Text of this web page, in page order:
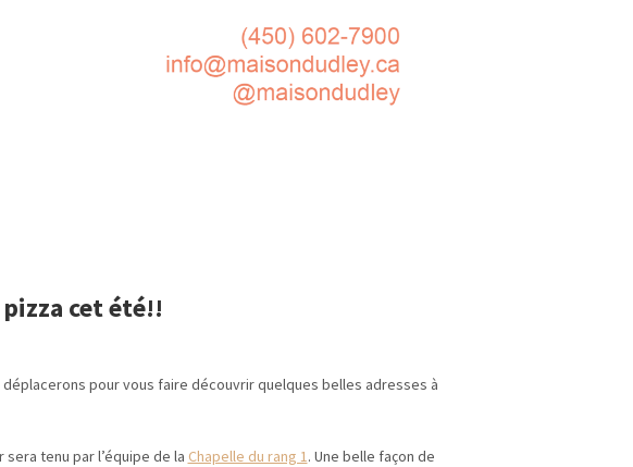
cet été!!
pour vous faire découvrir quelques belles adresses à
tenu par l’équipe de la Chapelle du rang 1. Une belle façon de